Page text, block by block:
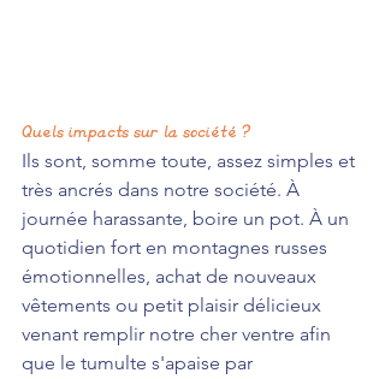
Quels impacts sur la société ?
Ils sont, somme toute, assez simples et
très ancrés dans notre société. À
journée harassante, boire un pot. À un
quotidien fort en montagnes russes
émotionnelles, achat de nouveaux
vêtements ou petit plaisir délicieux
venant remplir notre cher ventre afin
que le tumulte s'apaise par